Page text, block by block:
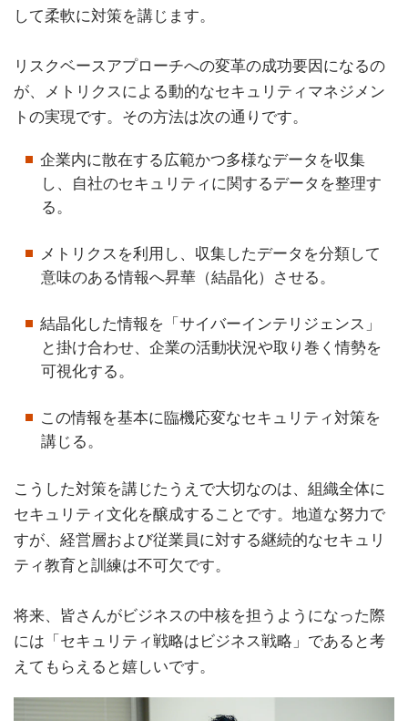
して柔軟に対策を講じます。
リスクベースアプローチへの変革の成功要因になるの
が、メトリクスによる動的なセキュリティマネジメン
トの実現です。その方法は次の通りです。
企業内に散在する広範かつ多様なデータを収集
し、自社のセキュリティに関するデータを整理す
る。
メトリクスを利用し、収集したデータを分類して
意味のある情報へ昇華（結晶化）させる。
結晶化した情報を「サイバーインテリジェンス」
と掛け合わせ、企業の活動状況や取り巻く情勢を
可視化する。
この情報を基本に臨機応変なセキュリティ対策を
講じる。
こうした対策を講じたうえで大切なのは、組織全体に
セキュリティ文化を醸成することです。地道な努力で
すが、経営層および従業員に対する継続的なセキュリ
ティ教育と訓練は不可欠です。
将来、皆さんがビジネスの中核を担うようになった際
には「セキュリティ戦略はビジネス戦略」であると考
えてもらえると嬉しいです。